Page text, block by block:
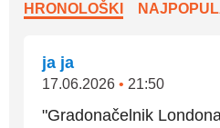
HRONOLOŠKI
ja ja
17.06.2026 • 21:50
"Gradonačelnik